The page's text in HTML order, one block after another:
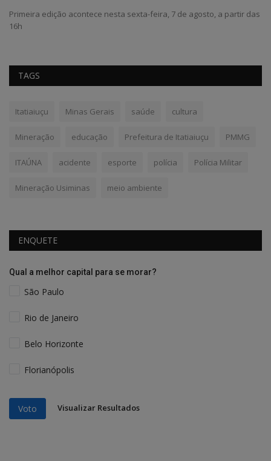
Primeira edição acontece nesta sexta-feira, 7 de agosto, a partir das
16h
TAGS
Itatiaiuçu Minas Gerais saúde cultura
Mineração educação Prefeitura de Itatiaiuçu PMMG
ITAÚNA acidente esporte polícia Polícia Militar
Mineração Usiminas meio ambiente
ENQUETE
Qual a melhor capital para se morar?
São Paulo
Rio de Janeiro
Belo Horizonte
Florianópolis
Voto Visualizar Resultados